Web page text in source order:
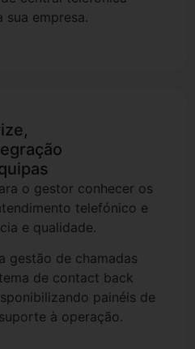
sua empresa.
o gestor conhecer os
telefónico e
e qualidade.
gestão de chamadas
de contact back
painéis de
à operação.